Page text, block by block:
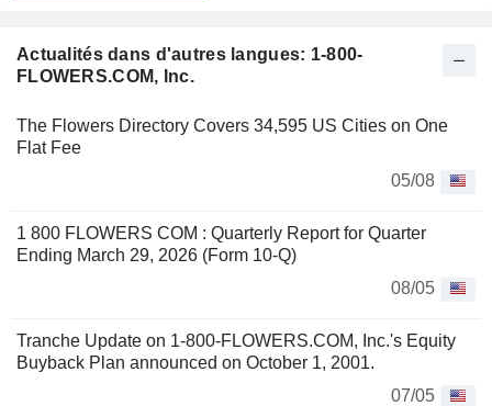
Actualités dans d'autres langues: 1-800-
FLOWERS.COM, Inc.
The Flowers Directory Covers 34,595 US Cities on One
Flat Fee
05/08
1 800 FLOWERS COM : Quarterly Report for Quarter
Ending March 29, 2026 (Form 10-Q)
08/05
Tranche Update on 1-800-FLOWERS.COM, Inc.'s Equity
Buyback Plan announced on October 1, 2001.
07/05